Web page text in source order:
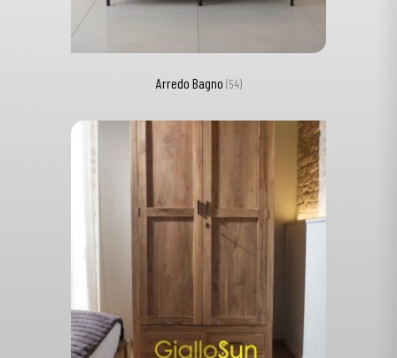
Arredo Bagno (54)